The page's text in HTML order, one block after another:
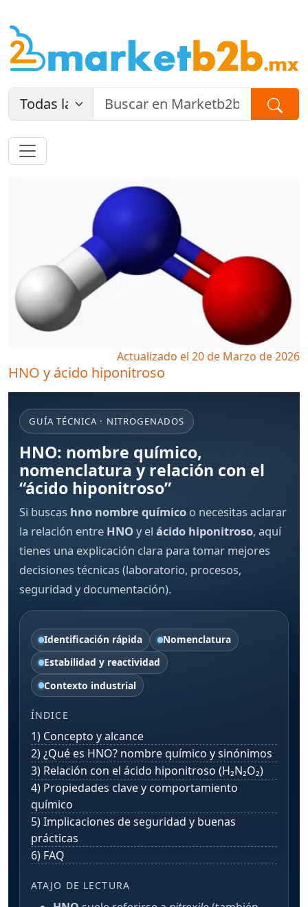
Actualizado el 20 de Marzo de 2026
HNO y ácido hiponitroso
GUÍA TÉCNICA · NITROGENADOS
HNO: nombre químico,
nomenclatura y relación con el
“ácido hiponitroso”
Si buscas hno nombre químico o necesitas aclarar
la relación entre HNO y el ácido hiponitroso, aquí
tienes una explicación clara para tomar mejores
decisiones técnicas (laboratorio, procesos,
seguridad y documentación).
Identificación rápida
Nomenclatura
Estabilidad y reactividad
Contexto industrial
ÍNDICE
1) Concepto y alcance
2) ¿Qué es HNO? nombre químico y sinónimos
3) Relación con el ácido hiponitroso (H₂N₂O₂)
4) Propiedades clave y comportamiento
químico
5) Implicaciones de seguridad y buenas
prácticas
6) FAQ
ATAJO DE LECTURA